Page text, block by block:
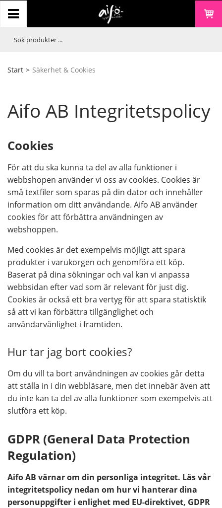
Start > Säkerhet & Cookies
Aifo AB Integritetspolicy
Cookies
För att du ska kunna ta del av alla funktioner i
webbshopen använder vi oss av cookies. Cookies är
små textfiler som sparas på din dator och innehåller
information om ditt användande. Aifo AB använder
cookies för att förbättra användningen av
webshoppen.
Med cookies är det exempelvis möjligt att spara
produkter i varukorgen och genomföra ett köp.
Baserat på dina sökningar och val kan vi anpassa
webbsidan efter vad som är relevant för just dig.
Cookies är också ett bra vertyg för att spara statisktik
så att vi kan förbättra tillgänglighet och
användarvänlighet i framtiden.
Hur tar jag bort cookies?
Om du vill ta bort användningen av cookies går detta
att ställa in i din webbläsare, men det innebär även att
du inte kan ta del av alla funktioner som exempelvis att
slutföra ett köp.
GDPR (General Data Protection
Regulation)
Aifo AB värnar om din personliga integritet. Läs vår
integritetspolicy nedan om hur vi hanterar dina
personuppgifter i enlighet med EU-direktivet, GDPR